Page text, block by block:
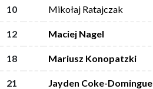
10 Mikołaj Ratajczak
12 Maciej Nagel
18 Mariusz Konopatzki
21 Jayden Coke-Domingue
10 Mikołaj Ratajczak
12 Maciej Nagel
18 Mariusz Konopatzki
21 Jayden Coke-Domingue